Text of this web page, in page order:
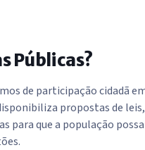
Públicas?
de participação cidadã
propostas de leis,
para que a população possa